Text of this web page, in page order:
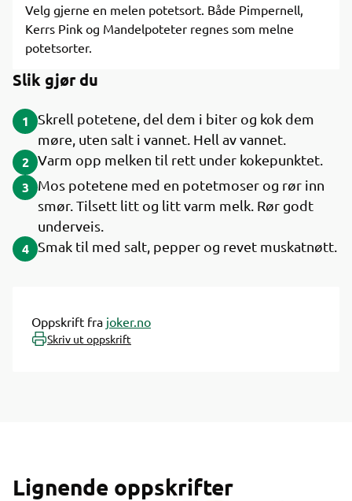
Velg gjerne en melen potetsort. Både Pimpernell,
Kerrs Pink og Mandelpoteter regnes som melne
potetsorter.
Slik gjør du
1
Skrell potetene, del dem i biter og kok dem
møre, uten salt i vannet. Hell av vannet.
2 Varm opp melken til rett under kokepunktet.
3
Mos potetene med en potetmoser og rør inn
smør. Tilsett litt og litt varm melk. Rør godt
underveis.
4 Smak til med salt, pepper og revet muskatnøtt.
Oppskrift fra joker.no
Skriv ut oppskrift
Lignende oppskrifter